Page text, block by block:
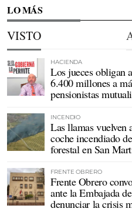
LO MÁS
VISTO
HACIENDA
Los jueces obligan
6.400 millones a
pensionistas
INCENDIO
Las llamas vuelven
coche incendiado
forestal en San
FRENTE OBRERO
Frente Obrero
ante la Embajada
denunciar la crisis